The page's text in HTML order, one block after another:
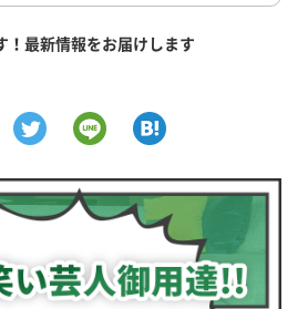
！最新情報をお届けします